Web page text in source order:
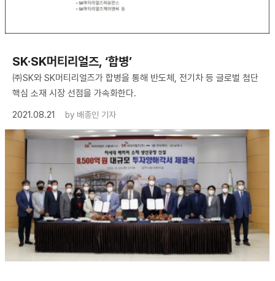
SK·SK머티리얼즈, ‘합병’
㈜SK와 SK머티리얼즈가 합병을 통해 반도체, 전기차 등 글로벌 첨단
핵심 소재 시장 선점을 가속화한다.
2021.08.21
by 배종인 기자